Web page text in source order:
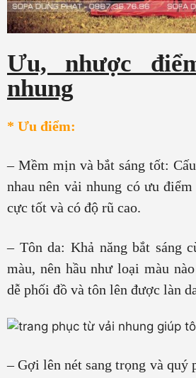
Ưu, nhược
nhung
* Ưu điểm:
– Mềm mịn và bắt sáng tốt:
nhau nên vải nhung có ưu
cực tốt và có độ rũ cao.
– Tôn da: Khả năng bắt sáng
màu, nên hầu như loại màu
dễ phối đồ và tôn lên được làn
– Gợi lên nét sang trọng và quý